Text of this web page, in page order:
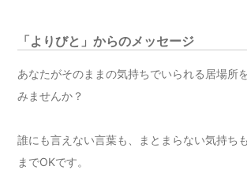
「よりびと」からのメッセージ
あなたがそのままの気持ちでいられる居場所
みませんか？
誰にも言えない言葉も、まとまらない気持ち
までOKです。